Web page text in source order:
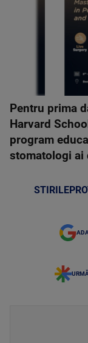
Pentru prima
Harvard
program
stomatologi ai